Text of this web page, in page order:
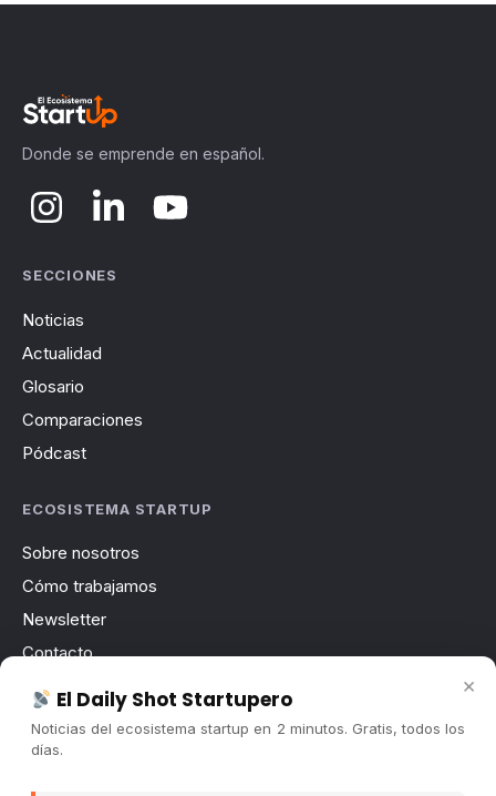
Donde se emprende en español.
SECCIONES
Noticias
Actualidad
Glosario
Comparaciones
Pódcast
ECOSISTEMA STARTUP
Sobre nosotros
Cómo trabajamos
Newsletter
Contacto
Publicidad
Convocatorias
×
El Daily Shot Startupero
Noticias del ecosistema startup en 2 minutos. Gratis, todos los
días.